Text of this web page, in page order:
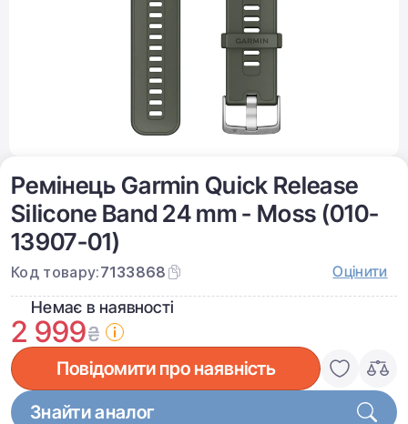
Ремінець Garmin Quick Release
Silicone Band 24 mm - Moss (010-
13907-01)
Код товару:7133868 Оцінити
Немає в наявності
2 999₴
Повідомити про наявність
Знайти аналог